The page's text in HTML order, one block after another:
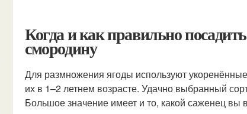
Когда и как правильно
смородину
Для размножения ягоды используют
их в 1–2 летнем возрасте. Удачно выбранный
Большое значение имеет и то, какой саженец вы